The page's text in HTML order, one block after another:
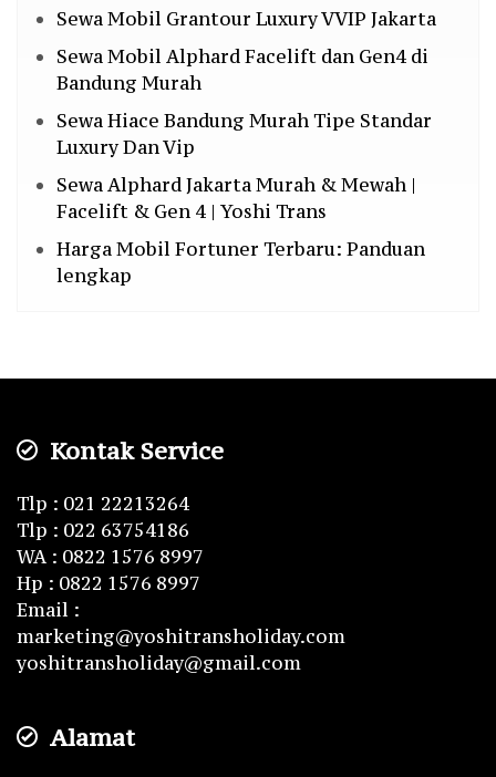
Sewa Mobil Grantour Luxury VVIP Jakarta
Sewa Mobil Alphard Facelift dan Gen4 di
Bandung Murah
Sewa Hiace Bandung Murah Tipe Standar
Luxury Dan Vip
Sewa Alphard Jakarta Murah & Mewah |
Facelift & Gen 4 | Yoshi Trans
Harga Mobil Fortuner Terbaru: Panduan
lengkap
Kontak Service
Tlp : 021 22213264
Tlp : 022 63754186
WA : 0822 1576 8997
Hp : 0822 1576 8997
Email :
marketing@yoshitransholiday.com
yoshitransholiday@gmail.com
Alamat